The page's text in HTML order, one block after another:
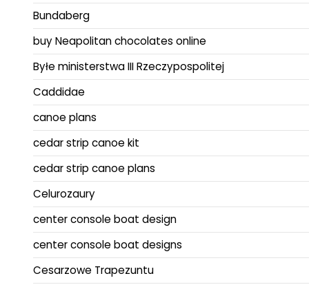
Bundaberg
buy Neapolitan chocolates online
Byłe ministerstwa III Rzeczypospolitej
Caddidae
canoe plans
cedar strip canoe kit
cedar strip canoe plans
Celurozaury
center console boat design
center console boat designs
Cesarzowe Trapezuntu